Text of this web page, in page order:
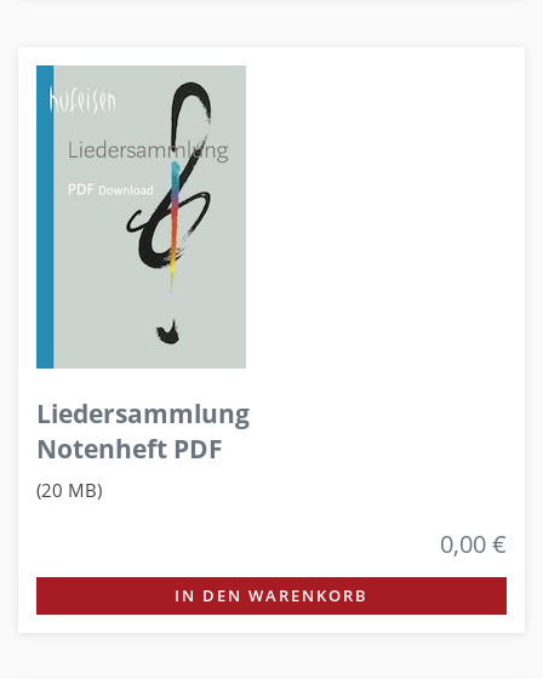
Liedersammlung
Notenheft PDF
(20 MB)
0,00 €
IN DEN WARENKORB